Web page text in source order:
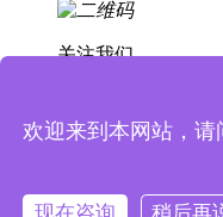
关注我们

消息提示
欢迎来到本网站，请
现在咨询 稍后再